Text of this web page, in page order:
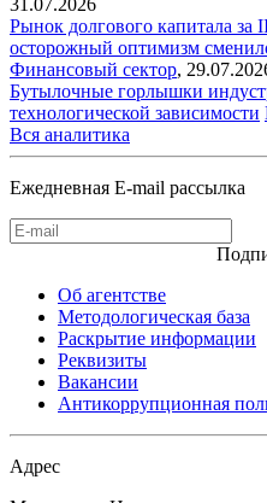
Рынок долгового капитала за
осторожный оптимизм
Финансовый сектор,
Бутылочные горлышки
технологической зависимости
Вся аналитика
Ежедневная E-mail рассылка
Об агентстве
Методологическая база
Раскрытие информации
Реквизиты
Вакансии
Антикоррупционная
Адрес